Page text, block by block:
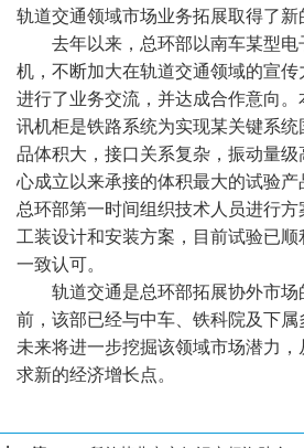
轨道交通领域市场业务拓展取得了新
去年以来，总环部以南车某型
机，不断加大在轨道交通领域的宣
进行了业务交流，并达成合作意向
讯机柜是铁路系统为实现某关键系
品体积大，接口关系复杂，振动量
心成立以来承接的体积最大的试验产
总环部第一时间组织技术人员进行
工装设计和安装方案，目前试验已
一致认可。
轨道交通是总环部拓展协外市场
前，该部已经与中车、铁科院及下属
未来将进一步挖掘该领域市场潜力
求新的经济增长点。